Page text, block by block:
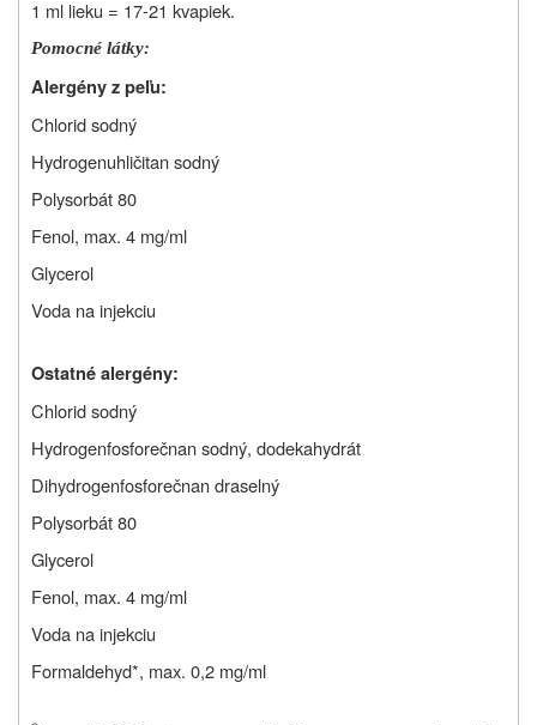
1 ml lieku = 17-21 kvapiek.
Pomocné látky:
Alergény z peľu:
Chlorid sodný
Hydrogenuhličitan sodný
Polysorbát 80
Fenol, max. 4 mg/ml
Glycerol
Voda na injekciu
Ostatné alergény:
Chlorid sodný
Hydrogenfosforečnan sodný, dodekahydrát
Dihydrogenfosforečnan draselný
Polysorbát 80
Glycerol
Fenol, max. 4 mg/ml
Voda na injekciu
Formaldehyd*, max. 0,2 mg/ml